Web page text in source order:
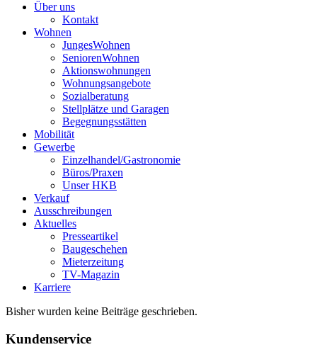
Über uns
Kontakt
Wohnen
JungesWohnen
SeniorenWohnen
Aktionswohnungen
Wohnungsangebote
Sozialberatung
Stellplätze und Garagen
Begegnungsstätten
Mobilität
Gewerbe
Einzelhandel/Gastronomie
Büros/Praxen
Unser HKB
Verkauf
Ausschreibungen
Aktuelles
Presseartikel
Baugeschehen
Mieterzeitung
TV-Magazin
Karriere
Bisher wurden keine Beiträge geschrieben.
Kundenservice